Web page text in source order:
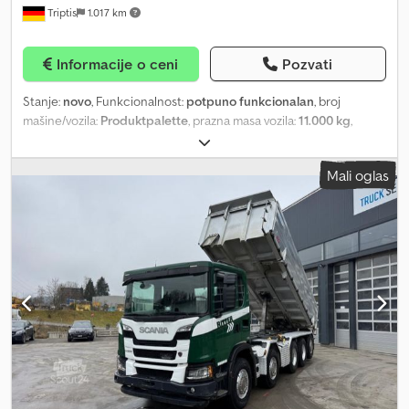
širine cca 900 mm. Otvorena rešetkasta površina. Rampni završeci
235 mm spolja i cca 365 mm ka unutra. Maksimalno opterećenje i
ugao prilaza prema tehničkom listu C470319. Maksimalni ugao
osovine i ogibljenje, sve osovine hidro-mehanički prinudno
upravljane. Tehnička nosivost osovine: 12.000 kg. Vazdušno
ogibljenje sa ventilom za podizanje i spuštanje. Alat za osovine.
Pneumatici: 235/75 R 17.5 3PMSF, dvostruki pneumatik. Proizvođač
po izboru. Indeks nosivosti 143/141J (144/144F). Kočioni sistem:
Kočioni sistem WABCO EBS-E u skladu sa EU direktivama. Bez
priključnog kabla za vučno vozilo. Dedpeizu Ntsfx Akljck Rasveta:
24V „ASPÖCK-NORDIK full LED” rasveta prema EU standardima
(ASS 3). Metalizacija: kompletna HRM metalizacija (High Resistance
Metallisation). Kompletna čelična konstrukcija sa kugličnim
peskarenjem, zatim vruće pocinčavanje ZINACOR 850 (Cink 85% -
Aluminijum 15%). Lakiranje – završna obrada 6-K: Kompletna
čelična konstrukcija nakon zavarivanja peskarena. 1 sloj osnovne
boje na bazi cinka, 1 sloj prajmera. Završi lakiranje sa 2 sloja
dvokomponentnog akrilnog laka, u RAL tonu po izboru. Zaptivanje
šupljina specijalnim voskom. Felne srebrne boje. Višebojno ili
Triptis 1.017 km
Informacije o ceni Pozvati
Stanje: novo, Funkcionalnost: potpuno funkcionalan, broj
mašine/vozila: Produktpalette, prazna masa vozila:11.000 kg,
, ukupna težina:
konfiguracija osovina:3 osovine, dužina tovarnog prostora:9.500
mm, širina utovarnog prostora:2.480 mm
, visina tovarnog
13.800 mm
, ukupna širina:
4.020 mm, suspencija:
, dimenzija
, stanje pneumatika:100 procenat
, Rešenje
transporta po meri Konfigurišite vaše Fliegl vozilo prema vašim
zahtevima. Prikazano vozilo je primer. Proizvodnja i oprema se
prilagođavaju individualno prema želji kupca. Šasija Čelična
zavarena konstrukcija sa gustim razmakom poprečnih nosača i u
pojačanom izdanju, niskopodni spoljni profil okvira, za prevoz
građevinskih mašina do 32.000 kg i maksimalne spoljne širine
mašina od 2.550 mm, sedlasta ploča sa zamenjivom 2-inčnom
kraljevskom osovinicom. Zadnji zakošeni deo oko 1.200 mm, nagib
Mali oglas